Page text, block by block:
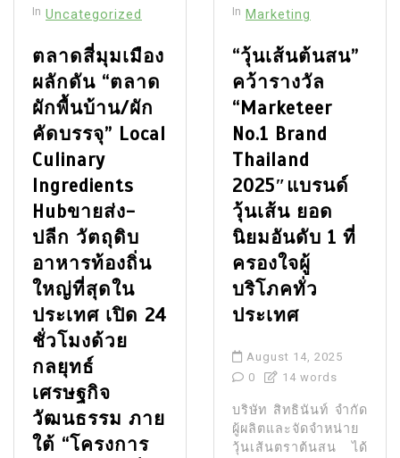
In Uncategorized
ตลาดสี่มุมเมือง
ผลักดัน “ตลาด
ผักพื้นบ้าน/ผัก
คัดบรรจุ” Local
Culinary
Ingredients
Hubขายส่ง-
ปลีก วัตถุดิบ
อาหารท้องถิ่น
ใหญ่ที่สุดใน
ประเทศ เปิด 24
ชั่วโมงด้วย
กลยุทธ์
เศรษฐกิจ
วัฒนธรรม ภาย
ใต้ “โครงการ
In Marketing
“วุ้นเส้นต้นสน”
คว้ารางวัล
“Marketeer
No.1 Brand
Thailand
2025″แบรนด์
วุ้นเส้น ยอด
นิยมอันดับ 1 ที่
ครองใจผู้
บริโภคทั่ว
ประเทศ
August 14, 2025
0
14 words
บริษัท สิทธินันท์ จำกัด
ผู้ผลิตและจัดจำหน่าย
วุ้นเส้นตราต้นสน ได้